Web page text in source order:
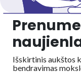
Išskirtinis aukštos
bendravimas